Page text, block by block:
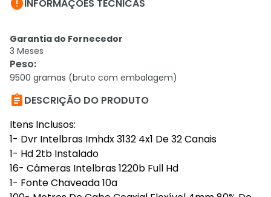
INFORMAÇÕES TÉCNICAS
Garantia do Fornecedor
3 Meses
Peso:
9500 gramas (bruto com embalagem)
DESCRIÇÃO DO PRODUTO
Itens Inclusos:
1- Dvr Intelbras Imhdx 3132 4x1 De 32 Canais
1- Hd 2tb Instalado
16- Câmeras Intelbras 1220b Full Hd
1- Fonte Chaveada 10a